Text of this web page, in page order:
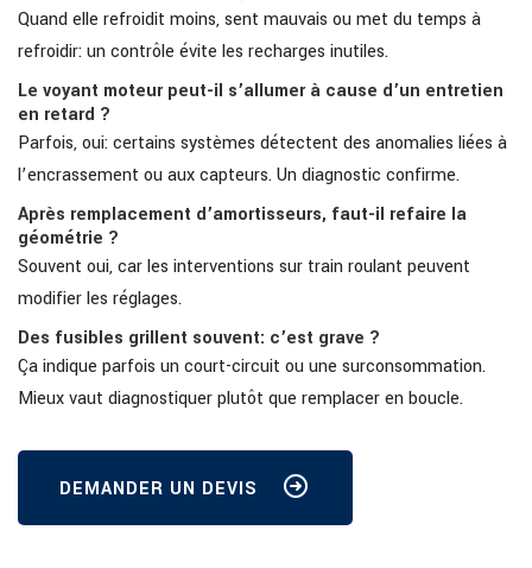
Quand elle refroidit moins, sent mauvais ou met du temps à
refroidir: un contrôle évite les recharges inutiles.
Le voyant moteur peut-il s’allumer à cause d’un entretien
en retard ?
Parfois, oui: certains systèmes détectent des anomalies liées à
l’encrassement ou aux capteurs. Un diagnostic confirme.
Après remplacement d’amortisseurs, faut-il refaire la
géométrie ?
Souvent oui, car les interventions sur train roulant peuvent
modifier les réglages.
Des fusibles grillent souvent: c’est grave ?
Ça indique parfois un court-circuit ou une surconsommation.
Mieux vaut diagnostiquer plutôt que remplacer en boucle.
DEMANDER UN DEVIS